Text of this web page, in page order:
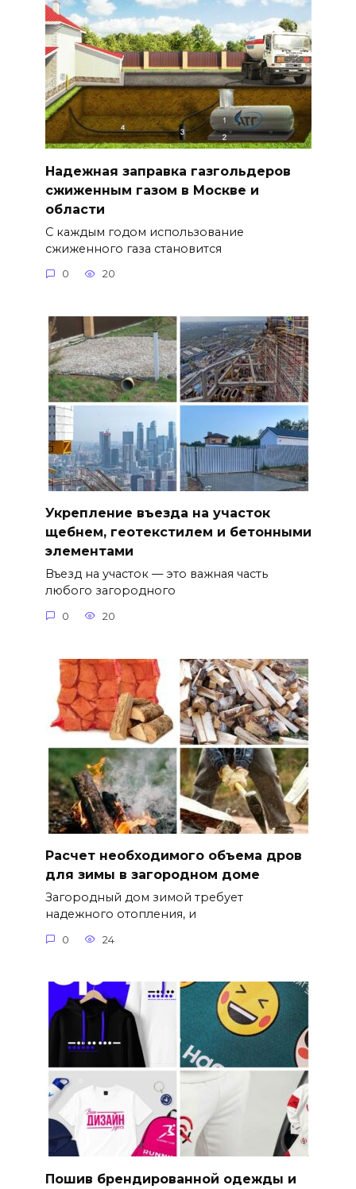
Надежная заправка газгольдеров
сжиженным газом в Москве и
области
С каждым годом использование
сжиженного газа становится
0 20
Укрепление въезда на участок
щебнем, геотекстилем и бетонными
элементами
Въезд на участок — это важная часть
любого загородного
0 20
Расчет необходимого объема дров
для зимы в загородном доме
Загородный дом зимой требует
надежного отопления, и
0 24
Пошив брендированной одежды и